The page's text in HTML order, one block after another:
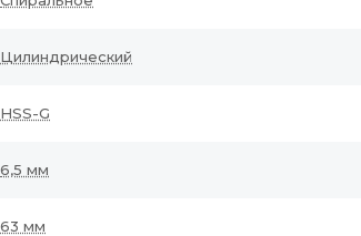
Цилиндрический
HSS-G
6,5 мм
63 мм